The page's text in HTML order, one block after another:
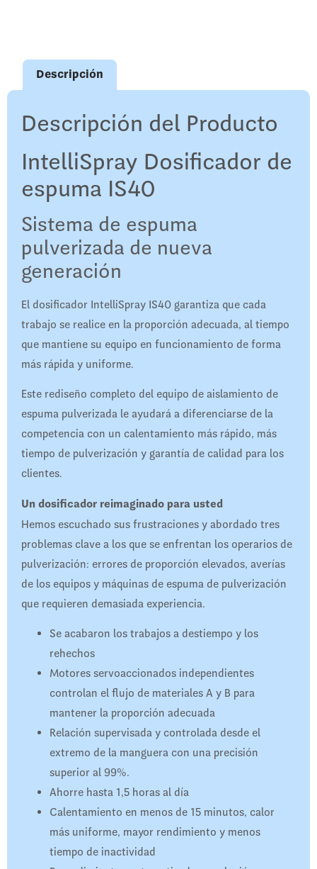
Descripción
Descripción del Producto
IntelliSpray Dosificador de
espuma IS40
Sistema de espuma
pulverizada de nueva
generación
El dosificador IntelliSpray IS40 garantiza que cada
trabajo se realice en la proporción adecuada, al tiempo
que mantiene su equipo en funcionamiento de forma
más rápida y uniforme.
Este rediseño completo del equipo de aislamiento de
espuma pulverizada le ayudará a diferenciarse de la
competencia con un calentamiento más rápido, más
tiempo de pulverización y garantía de calidad para los
clientes.
Un dosificador reimaginado para usted
Hemos escuchado sus frustraciones y abordado tres
problemas clave a los que se enfrentan los operarios de
pulverización: errores de proporción elevados, averías
de los equipos y máquinas de espuma de pulverización
que requieren demasiada experiencia.
Se acabaron los trabajos a destiempo y los
rehechos
Motores servoaccionados independientes
controlan el flujo de materiales A y B para
mantener la proporción adecuada
Relación supervisada y controlada desde el
extremo de la manguera con una precisión
superior al 99%.
Ahorre hasta 1,5 horas al día
Calentamiento en menos de 15 minutos, calor
más uniforme, mayor rendimiento y menos
tiempo de inactividad